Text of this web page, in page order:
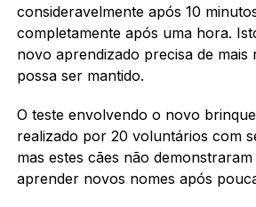
consideravelmente após 10
completamente após uma hora.
novo aprendizado precisa de
possa ser mantido.
O teste envolvendo o novo
realizado por 20 voluntários com
mas estes cães não
aprender novos nomes após